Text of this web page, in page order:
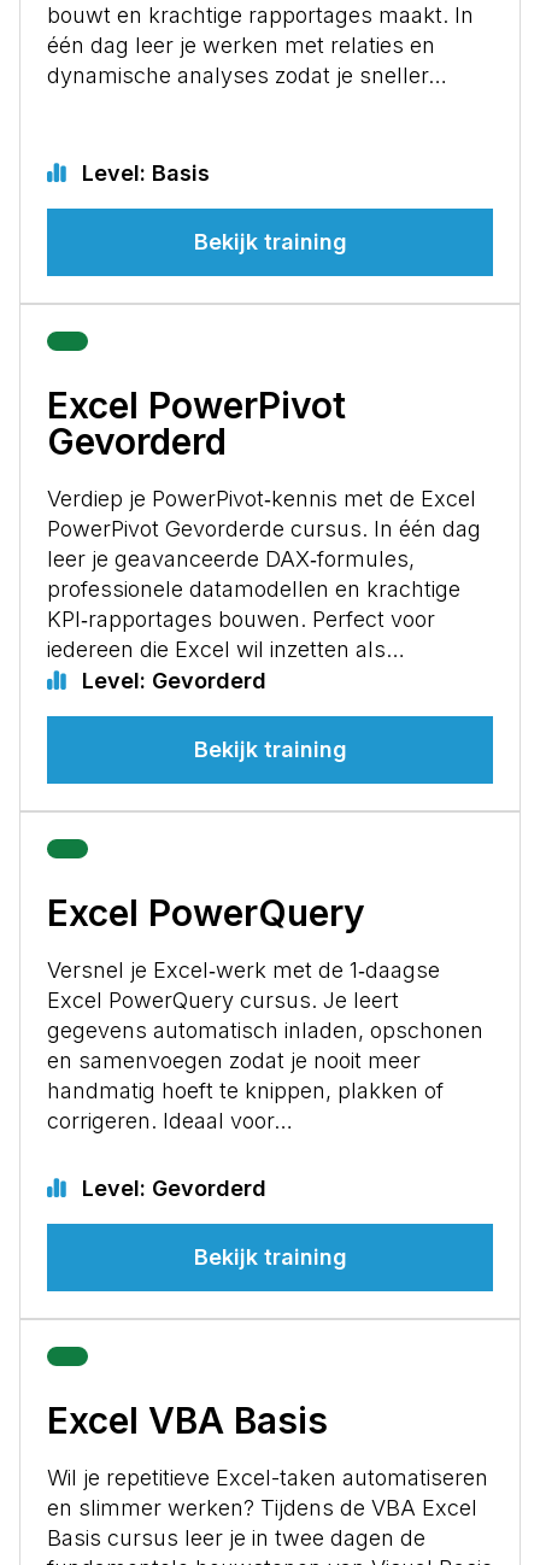
bouwt en krachtige rapportages maakt. In
één dag leer je werken met relaties en
dynamische analyses zodat je sneller…
Level: Basis
Bekijk training
Excel PowerPivot
Gevorderd
Verdiep je PowerPivot‑kennis met de Excel
PowerPivot Gevorderde cursus. In één dag
leer je geavanceerde DAX‑formules,
professionele datamodellen en krachtige
KPI‑rapportages bouwen. Perfect voor
iedereen die Excel wil inzetten als…
Level: Gevorderd
Bekijk training
Excel PowerQuery
Versnel je Excel‑werk met de 1‑daagse
Excel PowerQuery cursus. Je leert
gegevens automatisch inladen, opschonen
en samenvoegen zodat je nooit meer
handmatig hoeft te knippen, plakken of
corrigeren. Ideaal voor…
Level: Gevorderd
Bekijk training
Excel VBA Basis
Wil je repetitieve Excel-taken automatiseren
en slimmer werken? Tijdens de VBA Excel
Basis cursus leer je in twee dagen de